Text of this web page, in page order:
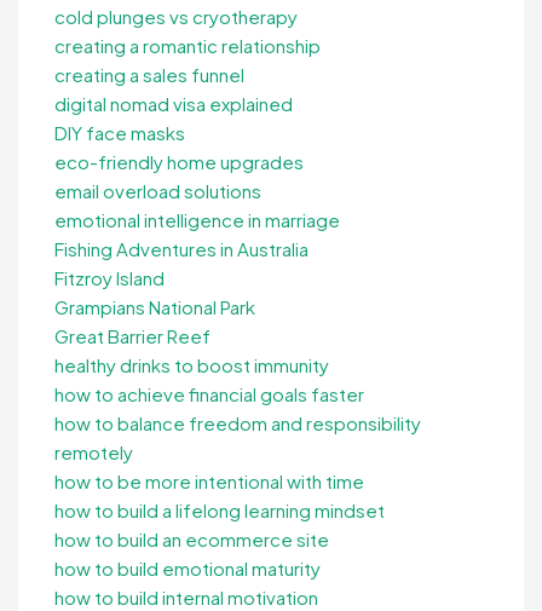
cold plunges vs cryotherapy
creating a romantic relationship
creating a sales funnel
digital nomad visa explained
DIY face masks
eco-friendly home upgrades
email overload solutions
emotional intelligence in marriage
Fishing Adventures in Australia
Fitzroy Island
Grampians National Park
Great Barrier Reef
healthy drinks to boost immunity
how to achieve financial goals faster
how to balance freedom and responsibility
remotely
how to be more intentional with time
how to build a lifelong learning mindset
how to build an ecommerce site
how to build emotional maturity
how to build internal motivation